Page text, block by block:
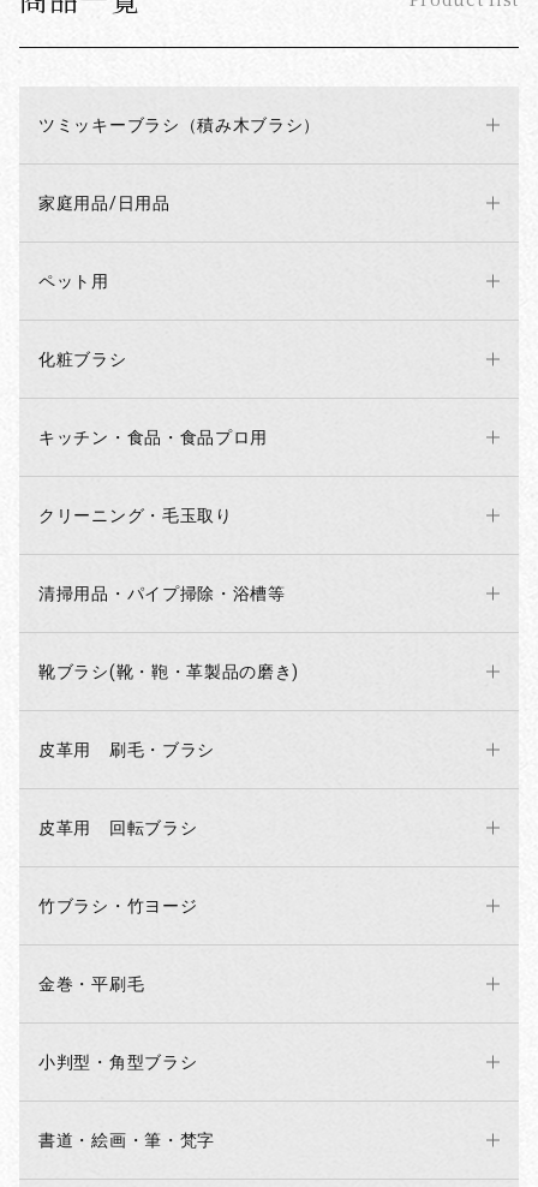
ツミッキーブラシ（積み木ブラシ）
家庭用品/日用品
ペット用
化粧ブラシ
キッチン・食品・食品プロ用
クリーニング・毛玉取り
清掃用品・パイプ掃除・浴槽等
靴ブラシ(靴・鞄・革製品の磨き)
皮革用 刷毛・ブラシ
皮革用 回転ブラシ
竹ブラシ・竹ヨージ
金巻・平刷毛
小判型・角型ブラシ
書道・絵画・筆・梵字
お買い物を続ける カートへ進む